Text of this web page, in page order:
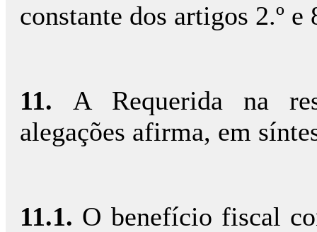
constante dos artigos 2.º e
11. A Requerida na
alegações afirma, em
11.1. O benefício fiscal